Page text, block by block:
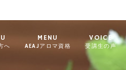
へ
MENU
AEAJアロマ資格
VOICE
受講生の声